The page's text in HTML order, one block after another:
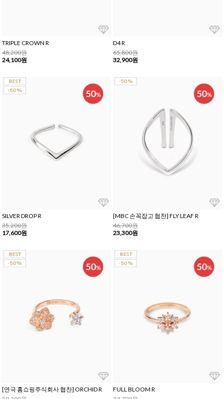
TRIPLE CROWN R
48,200원
24,100원
D4 R
65,800원
32,900원
SILVER DROP R
35,200원
17,600원
[MBC 손꼭잡고 협찬] FLY LEAF R
46,700원
23,300원
[연극 홈쇼핑주식회사 협찬] ORCHID R
FULL BLOOM R